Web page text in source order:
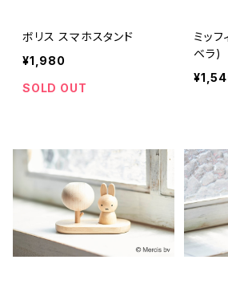
ボリス スマホスタンド
¥1,980
SOLD OUT
ミッ
ベラ)